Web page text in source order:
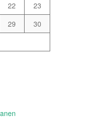
22
23
29
30